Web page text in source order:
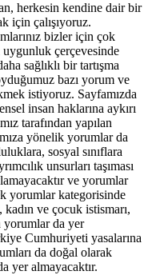
herkesin kendine dair bir
için çalışıyoruz.
bizler için çok
uygunluk çerçevesinde
sağlıklı bir tartışma
bazı yorum ve
istiyoruz. Sayfamızda
insan haklarına aykırı
tarafından yapılan
yönelik yorumlar da
sosyal sınıflara
unsurları taşıması
ve yorumlar
yorumlar kategorisinde
ve çocuk istismarı,
yorumlar da yer
Cumhuriyeti yasalarına
da doğal olarak
yer almayacaktır.